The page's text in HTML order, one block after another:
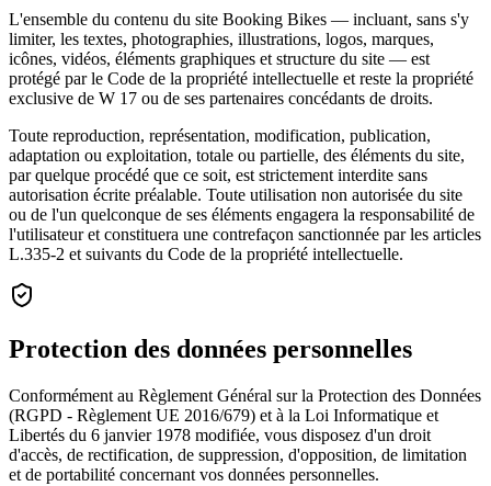
L'ensemble du contenu du site Booking Bikes — incluant, sans s'y
limiter, les textes, photographies, illustrations, logos, marques,
icônes, vidéos, éléments graphiques et structure du site — est
protégé par le Code de la propriété intellectuelle et reste la propriété
exclusive de W 17 ou de ses partenaires concédants de droits.
Toute reproduction, représentation, modification, publication,
adaptation ou exploitation, totale ou partielle, des éléments du site,
par quelque procédé que ce soit, est strictement interdite sans
autorisation écrite préalable. Toute utilisation non autorisée du site
ou de l'un quelconque de ses éléments engagera la responsabilité de
l'utilisateur et constituera une contrefaçon sanctionnée par les articles
L.335-2 et suivants du Code de la propriété intellectuelle.
Protection des données personnelles
Conformément au Règlement Général sur la Protection des Données
(RGPD - Règlement UE 2016/679) et à la Loi Informatique et
Libertés du 6 janvier 1978 modifiée, vous disposez d'un droit
d'accès, de rectification, de suppression, d'opposition, de limitation
et de portabilité concernant vos données personnelles.